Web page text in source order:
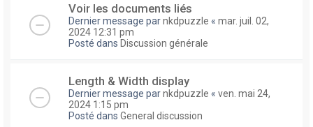
Voir les documents liés
Dernier message parnkdpuzzle « mar. juil. 02,
2024 12:31 pm
Posté dans Discussion générale
Length & Width display
Dernier message parnkdpuzzle « ven. mai 24,
2024 1:15 pm
Posté dans General discussion